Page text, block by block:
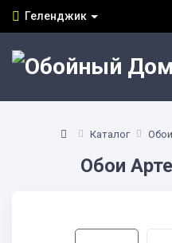
Геленджик
Каталог Обои
Обои